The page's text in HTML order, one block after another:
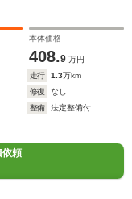
ドスポットモニター/
ーバックドア/スマ
本体価格
408.9 万円
走行 1.3万km
修復
なし
整備
法定整備付
依頼